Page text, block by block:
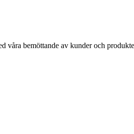
våra bemöttande av kunder och